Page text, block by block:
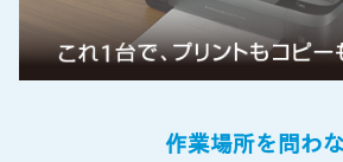
作業場所を問わ